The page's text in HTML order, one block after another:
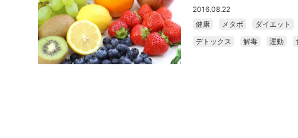
2016.08.22
健康
メタボ ダイエット
デトックス
解毒 運動